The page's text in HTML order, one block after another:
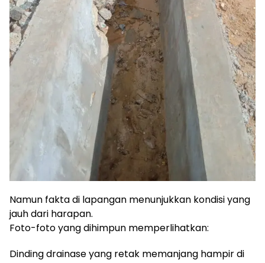
Namun fakta di lapangan menunjukkan kondisi yang
jauh dari harapan.
Foto-foto yang dihimpun memperlihatkan:
Dinding drainase yang retak memanjang hampir di